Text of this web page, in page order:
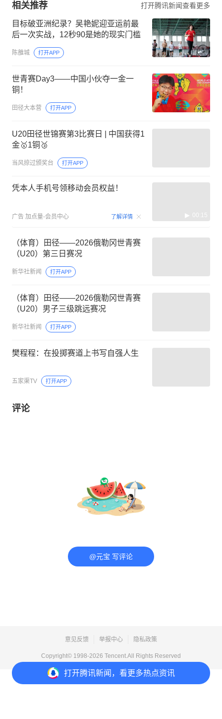
打开腾讯新闻，看更多热点资讯
相关推荐 打开腾讯新闻查看更多
目标破亚洲纪录？吴艳妮迎亚运前最
后一次实战，12秒90是她的现实门槛
陈雒城 打开APP
世青赛Day3——中国小伙夺一金一
铜！
田径大本营 打开APP
U20田径世锦赛第3比赛日 | 中国获得1
金🥇1铜🥉
当风掠过颁奖台 打开APP
凭本人手机号领移动会员权益！
广告 加点量-会员中心 了解详情 00:15
（体育）田径——2026俄勒冈世青赛
（U20）第三日赛况
新华社新闻 打开APP
（体育）田径——2026俄勒冈世青赛
（U20）男子三级跳远赛况
新华社新闻 打开APP
樊程程：在投掷赛道上书写自强人生
五家渠TV 打开APP
评论
@元宝 写评论
意见反馈 举报中心 隐私政策
Copyright© 1998-2026 Tencent.All Rights Reserved